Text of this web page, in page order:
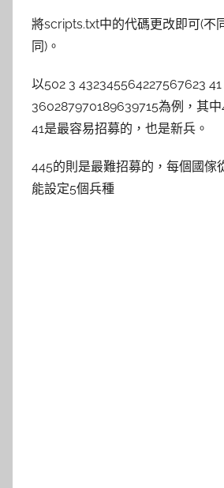
將scripts.txt中的代碼更改即可(不
同)。
以502 3 432345564227567623 41
360287970189639715為例，其中
41是最容易招募的，也是新兵。
445的則是最難招募的，每個國傢
能設定5個兵種